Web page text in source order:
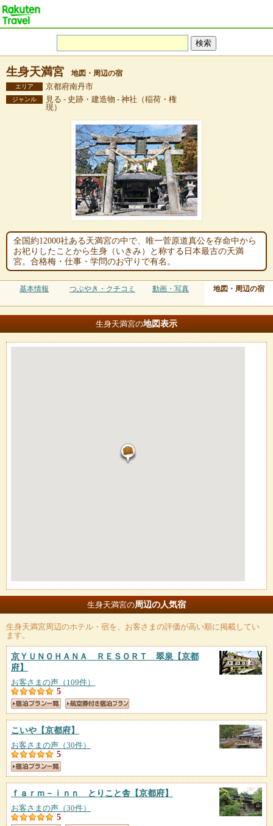
生身天満宮 地図・周辺の宿
エリア 京都府南丹市
ジャンル
見る - 史跡・建造物 - 神社（稲荷・権
現）
全国約12000社ある天満宮の中で、唯一菅原道真公を存命中から
お祀りしたことから生身（いきみ）と称する日本最古の天満
宮。合格梅・仕事・学問のお守りで有名。
基本情報 つぶやき・クチコミ 動画・写真 地図・周辺の宿
生身天満宮の地図表示
生身天満宮の周辺の人気宿
生身天満宮周辺のホテル・宿を、お客さまの評価が高い順に掲載してい
ます。
京ＹＵＮＯＨＡＮＡ ＲＥＳＯＲＴ 翠泉 【京都
府】
お客さまの声（109件）
5
こいや 【京都府】
お客さまの声（30件）
5
ｆａｒｍ－ｉｎｎ とりこと舎 【京都府】
お客さまの声（30件）
5